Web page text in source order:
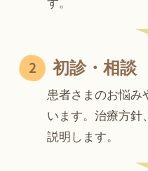
す。
初診・相談
患者さまのお悩み
います。治療方針
説明します。